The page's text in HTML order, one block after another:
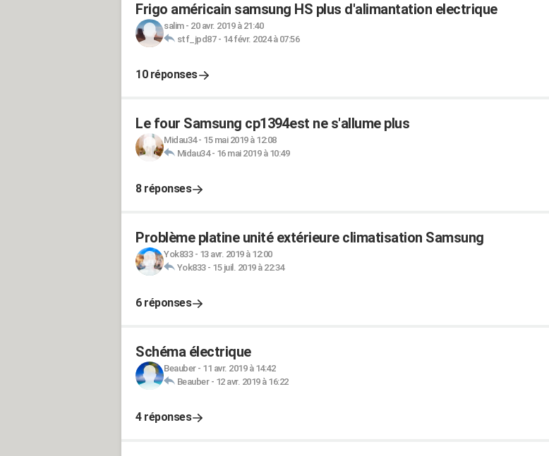
Frigo américain samsung HS plus d'alimantation electrique
salim- 20 avr. 2019 à 21:40
stf_jpd87- 14 févr. 2024 à 07:56
10 réponses
Le four Samsung cp1394est ne s'allume plus
Midau34- 15 mai 2019 à 12:08
Midau34- 16 mai 2019 à 10:49
8 réponses
Problème platine unité extérieure climatisation Samsung
Yok833- 13 avr. 2019 à 12:00
Yok833- 15 juil. 2019 à 22:34
6 réponses
Schéma électrique
Beauber- 11 avr. 2019 à 14:42
Beauber- 12 avr. 2019 à 16:22
4 réponses